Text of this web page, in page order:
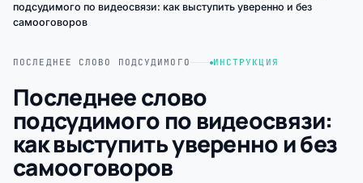
подсудимого по видеосвязи: как выступить уверенно и без
самооговоров
ПОСЛЕДНЕЕ СЛОВО ПОДСУДИМОГО ИНСТРУКЦИЯ
Последнее слово
подсудимого по видеосвязи:
как выступить уверенно и без
самооговоров